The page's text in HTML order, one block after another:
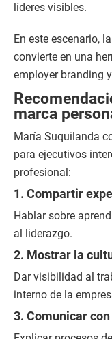
líderes visibles.
En este escenario,
convierte en una
employer branding
marca
María Suquilanda
para ejecutivos
profesional:
1. Compartir
Hablar sobre
al liderazgo.
2. Mostrar la
Dar visibilidad al
interno de la
3. Comunicar